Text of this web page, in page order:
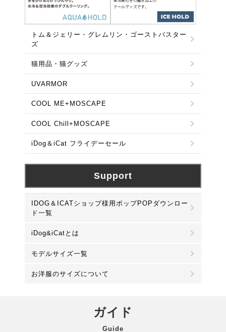
トム＆ジェリー・グレムリン・ゴーストバスター
ズ
猫用品・猫グッズ
UVARMOR
COOL ME+MOSCAPE
COOL Chill+MOSCAPE
iDog＆iCat フライデーセール
Support
IDOG＆ICATショップ様用ポップPOPダウンロー
ド一覧
iDog&iCatとは
モデルサイズ一覧
お洋服のサイズについて
ガイド
Guide